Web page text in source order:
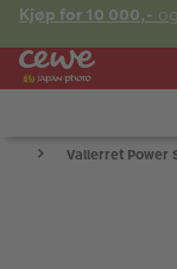
Kjøp for 10 000,-
KAMERAVallerret Power